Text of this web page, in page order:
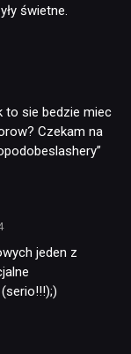
świetne.
to sie bedzie miec
Czekam na
jeden z